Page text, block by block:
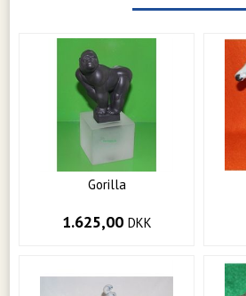
Gorilla
1.625,00 DKK